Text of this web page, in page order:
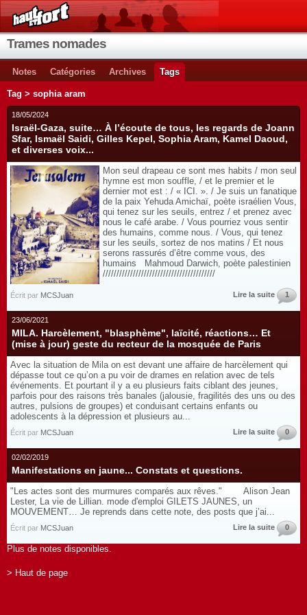
Trames nomades
Notes Catégories Archives Tags
Tag > sophia aram
18/05/2024
Israël-Gaza, suite… À l’écoute de tous, les regards de Joann
Sfar, Ismaël Saidi, Gilles Kepel, Sophia Aram, Kamel Daoud,
et diverses voix...
Mon seul drapeau ce sont mes habits / mon seul
hymne est mon souffle, / et le premier et le
dernier mot est : / « ICI. ». / Je suis un fanatique
de la paix Yehuda Amichaï, poète israélien Vous,
qui tenez sur les seuils, entrez / et prenez avec
nous le café arabe. / Vous pourriez vous sentir
des humains, comme nous. / Vous, qui tenez
sur les seuils, sortez de nos matins / Et nous
serons rassurés d’être comme vous, des
humains Mahmoud Darwich, poète palestinien
/////////////////////////////////////////
Écrit par MCSJuan Lire la suite 1
23/06/2021
MILA. Harcèlement, "blasphème", laïcité, réactions… Et
(mise à jour) geste du recteur de la mosquée de Paris
Avec la situation de Mila on est devant une affaire de harcèlement qui
dépasse tout ce qu’on a pu voir de drames en relation avec de tels
événements. Et pourtant il y a eu plusieurs faits ciblant des jeunes,
parfois pour des raisons très banales (jalousie, fragilités des uns ou des
autres, pulsions de groupes) et conduisant certains enfants ou
adolescents à la dépression et plusieurs au...
Écrit par MCSJuan Lire la suite 0
02/02/2019
Manifestations en jaune... Constats et questions.
"Les actes sont des murmures comparés aux rêves." Alison Jean
Lester, La vie de Lillian. mode d'emploi GILETS JAUNES, un
MOUVEMENT… Je reprends dans cette note, des posts que j’ai...
Écrit par MCSJuan Lire la suite 0
Plus de notes disponibles.
> Haut de page